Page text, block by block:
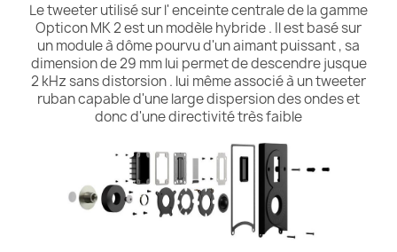
Le tweeter utilisé sur l' enceinte centrale de la gamme
Opticon MK 2 est un modèle hybride . Il est basé sur
un module à dôme pourvu d'un aimant puissant , sa
dimension de 29 mm lui permet de descendre jusque
2 kHz sans distorsion . lui même associé à un tweeter
ruban capable d'une large dispersion des ondes et
donc d'une directivité très faible